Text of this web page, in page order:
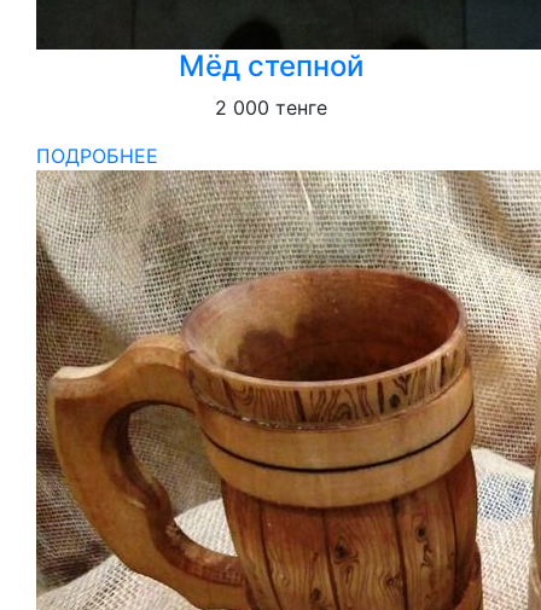
Мёд степной
2 000 тенге
ПОДРОБНЕЕ